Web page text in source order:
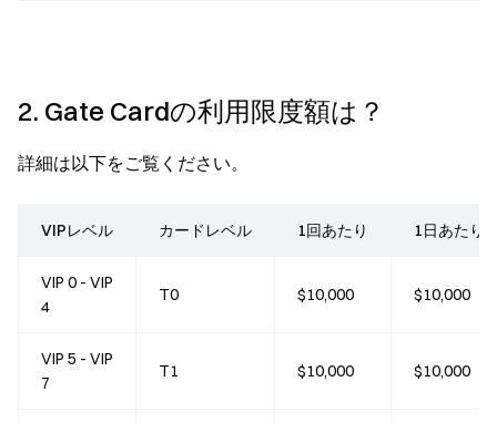
2. Gate Cardの利用限度額は？
詳細は以下をご覧ください。
VIPレベル カードレベル 1回あたり 1日あたり
VIP 0 - VIP
4
T0 $10,000 $10,000
VIP 5 - VIP
7
T1 $10,000 $10,000